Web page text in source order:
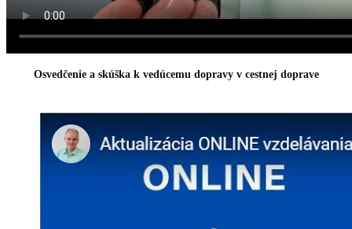
Osvedčenie a skúška k vedúcemu dopravy v cestnej doprave